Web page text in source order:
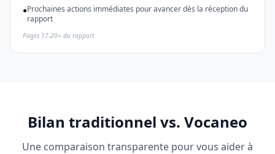
●Prochaines actions immédiates pour avancer dès la réception du
rapport
Pages 17-20+ du rapport
Bilan traditionnel vs. Vocaneo
Une comparaison transparente pour vous aider à